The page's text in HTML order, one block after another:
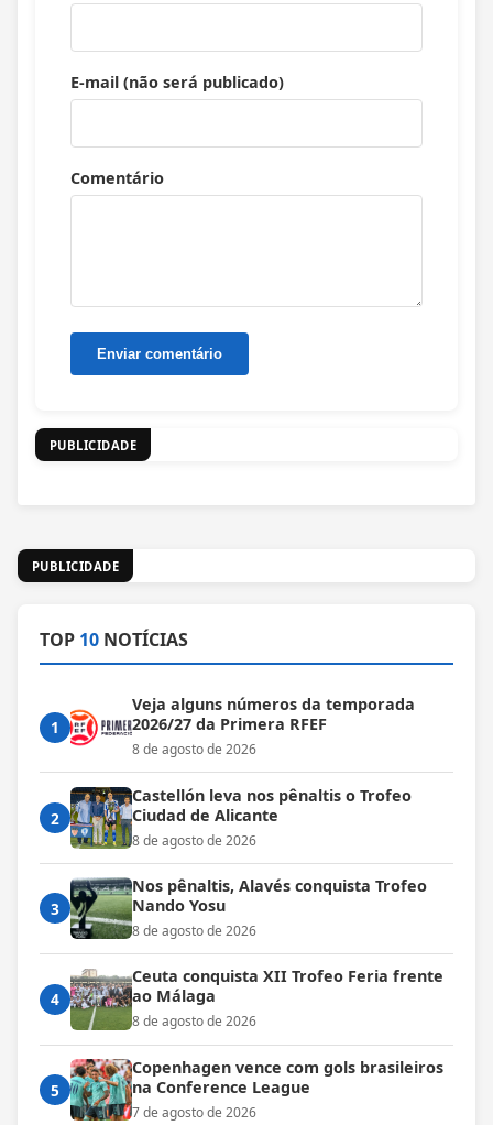
E-mail (não será publicado)
Comentário
PUBLICIDADE
PUBLICIDADE
TOP 10 NOTÍCIAS
1
Veja alguns números da temporada
2026/27 da Primera RFEF
8 de agosto de 2026
2
Castellón leva nos pênaltis o Trofeo
Ciudad de Alicante
8 de agosto de 2026
3
Nos pênaltis, Alavés conquista Trofeo
Nando Yosu
8 de agosto de 2026
4
Ceuta conquista XII Trofeo Feria frente
ao Málaga
8 de agosto de 2026
5
Copenhagen vence com gols brasileiros
na Conference League
7 de agosto de 2026